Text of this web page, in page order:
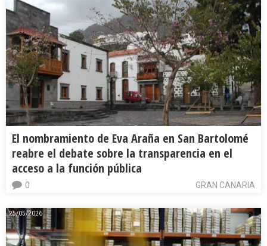
El nombramiento de Eva Araña en San Bartolomé
reabre el debate sobre la transparencia en el
acceso a la función pública
GRAN CANARIA
0
25/05/2026